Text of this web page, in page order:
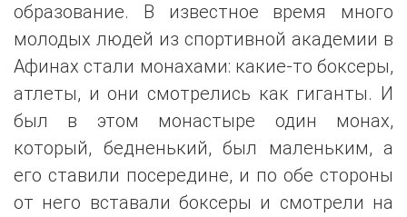
образование. В известное время много
молодых людей из спортивной академии в
Афинах стали монахами: какие-то боксеры,
атлеты, и они смотрелись как гиганты. И
был в этом монастыре один монах,
который, бедненький, был маленьким, а
его ставили посередине, и по обе стороны
от него вставали боксеры и смотрели на